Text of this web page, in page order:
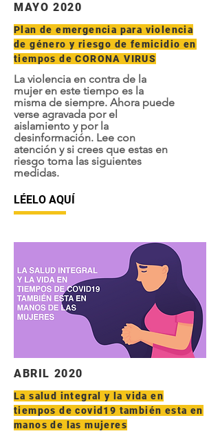
MAYO 2020
Plan de emergencia para violencia
de género y riesgo de femicidio en
tiempos de CORONA VIRUS
La violencia en contra de la
mujer en este tiempo es la
misma de siempre. Ahora puede
verse agravada por el
aislamiento y por la
desinformación. Lee con
atención y si crees que estas en
riesgo toma las siguientes
medidas.
LÉELO AQUÍ
ABRIL 2020
La salud integral y la vida en
tiempos de covid19 también esta en
manos de las mujeres